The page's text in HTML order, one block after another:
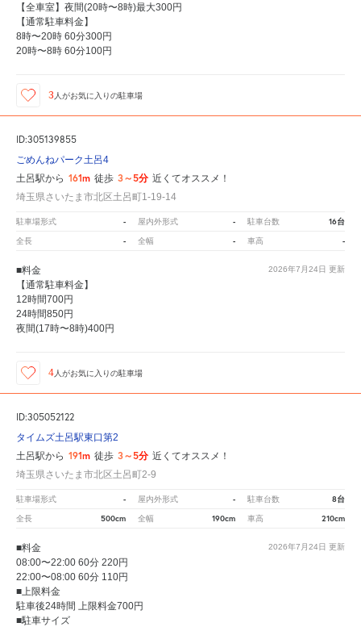
【全車室】夜間(20時〜8時)最大300円
【通常駐車料金】
8時〜20時 60分300円
20時〜8時 60分100円
3 人がお気に入りの駐車場
ID:305139855
ごめんねパーク土呂4
土呂駅から 161m 徒歩 3～5分 近くてオススメ！
埼玉県さいたま市北区土呂町1-19-14
駐車場形式 - 屋内外形式 - 駐車台数 16台
全長 - 全幅 - 車高 -
2026年7月24日 更新
■料金
【通常駐車料金】
12時間700円
24時間850円
夜間(17時〜8時)400円
4 人がお気に入りの駐車場
ID:305052122
タイムズ土呂駅東口第2
土呂駅から 191m 徒歩 3～5分 近くてオススメ！
埼玉県さいたま市北区土呂町2-9
駐車場形式 - 屋内外形式 - 駐車台数 8台
全長 500cm 全幅 190cm 車高 210cm
2026年7月24日 更新
■料金
08:00〜22:00 60分 220円
22:00〜08:00 60分 110円
■上限料金
駐車後24時間 上限料金700円
■駐車サイズ